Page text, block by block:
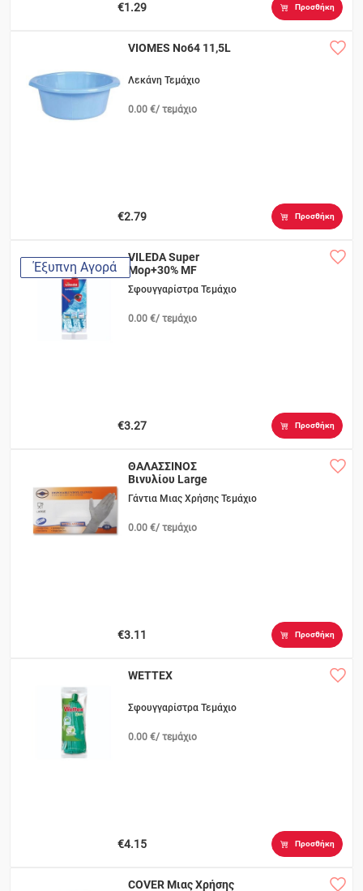
€1.29 Προσθήκη
VIOMES No64 11,5L
Λεκάνη Τεμάχιο
0.00 €/ τεμάχιο
€2.79 Προσθήκη
Έξυπνη Αγορά
VILEDA Super
Μορ+30% MF
Σφουγγαρίστρα Τεμάχιο
0.00 €/ τεμάχιο
€3.27 Προσθήκη
ΘΑΛΑΣΣΙΝΟΣ
Βινυλίου Large
Γάντια Μιας Χρήσης Τεμάχιο
0.00 €/ τεμάχιο
€3.11 Προσθήκη
WETTEX
Σφουγγαρίστρα Τεμάχιο
0.00 €/ τεμάχιο
€4.15 Προσθήκη
COVER Μιας Χρήσης